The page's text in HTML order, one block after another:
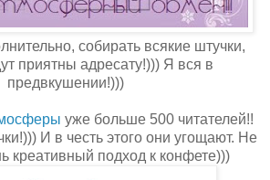
собирать всякие штучки,
приятны адресату!))) Я вся в
предвкушении!)))
уже больше 500 читателей!!
И в честь этого они угощают. Не
креативный подход к конфете)))